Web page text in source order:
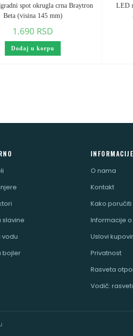
spot okrugla crna Braytron
Beta (visina 145 mm)
1.690 RSD
Dodaj u korpu
LED
slavine
vodu
bojler
INFORMACIJE
O nama
Kontakt
Kako poručiti
Informacije
Uslovi
Privatnost
Rasveta
Vodič: